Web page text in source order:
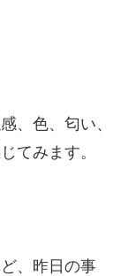
、色、匂い、
てみます。
、昨日の事